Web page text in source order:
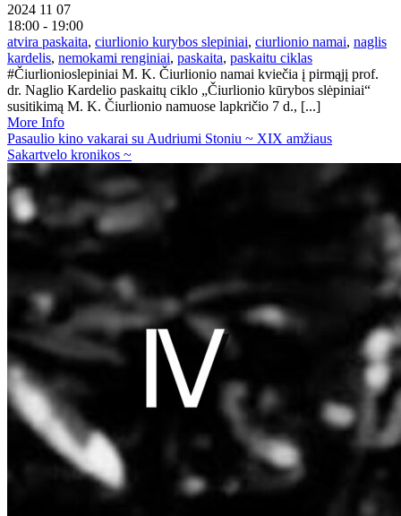
2024 11 07
18:00 - 19:00
atvira paskaita, ciurlionio kurybos slepiniai, ciurlionio namai, naglis
kardelis, nemokami renginiai, paskaita, paskaitu ciklas
#Čiurlionioslepiniai M. K. Čiurlionio namai kviečia į pirmąjį prof.
dr. Naglio Kardelio paskaitų ciklo „Čiurlionio kūrybos slėpiniai“
susitikimą M. K. Čiurlionio namuose lapkričio 7 d., [...]
More Info
Pasaulio kino vakarai su Audriumi Stoniu ~ XIX amžiaus
Sakartvelo kronikos ~